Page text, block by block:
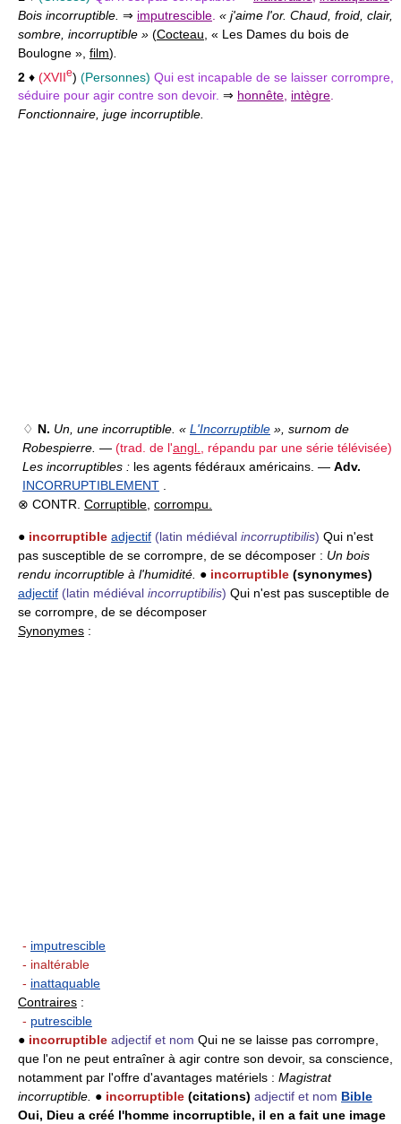
Bois incorruptible. ⇒ imputrescible « j'aime l'or. Chaud, froid, clair,
sombre, incorruptible » (Cocteau , « Les Dames du bois de
Boulogne », film)
2 ♦ (XVIIe) (Personnes) Qui est incapable de se laisser corrompre,
séduire pour agir contre son devoir. ⇒ honnête, intègre.
Fonctionnaire, juge incorruptible.
♢ N. Un, une incorruptible. « L'Incorruptible », surnom de
Robespierre. — (trad. de l'angl., répandu par une série télévisée)
Les incorruptibles : les agents fédéraux américains. — Adv.
INCORRUPTIBLEMENT .
⊗ CONTR. Corruptible, corrompu.
● incorruptible adjectif (latin médiéval incorruptibilis) Qui n'est
pas susceptible de se corrompre, de se décomposer : Un bois
rendu incorruptible à l'humidité. ● incorruptible (synonymes)
adjectif (latin médiéval incorruptibilis) Qui n'est pas susceptible de
se corrompre, de se décomposer
Synonymes :
- imputrescible
- inaltérable
- inattaquable
Contraires :
- putrescible
● incorruptible adjectif et nom Qui ne se laisse pas corrompre,
que l'on ne peut entraîner à agir contre son devoir, sa conscience,
notamment par l'offre d'avantages matériels : Magistrat
incorruptible. ● incorruptible (citations) adjectif et nom Bible
Oui, Dieu a créé l'homme incorruptible, il en a fait une image